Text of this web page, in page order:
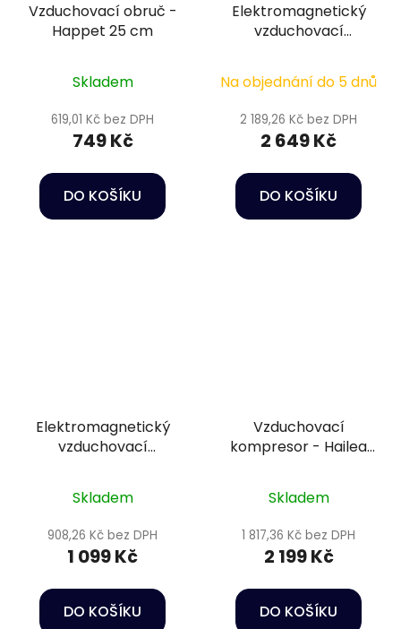
Vzduchovací obruč -
Happet 25 cm
Skladem
619,01 Kč bez DPH
749 Kč
DO KOŠÍKU
Elektromagnetický
vzduchovací
ACO-140
Na objednání do 5 dnů
2 189,26 Kč bez DPH
2 649 Kč
DO KOŠÍKU
Elektromagnetický
vzduchovací
Skladem
908,26 Kč bez DPH
1 099 Kč
DO KOŠÍKU
Vzduchovací
kompresor - Hailea
Skladem
1 817,36 Kč bez DPH
2 199 Kč
DO KOŠÍKU